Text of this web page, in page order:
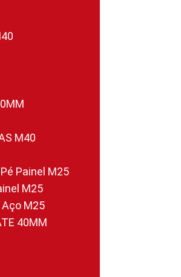
M40
Painel M25
M25
Aço M25
40MM